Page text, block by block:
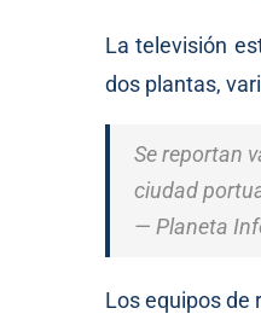
La televisión
dos plantas,
Se reportan
ciudad
— Planeta
Los equipos de